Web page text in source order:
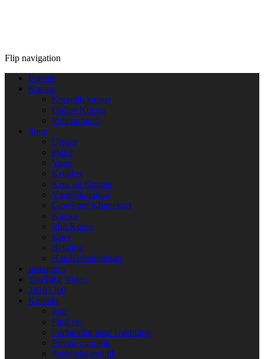
Flip navigation
Forside
Kursus
Keramik kursus
Online Kursus
Polterarbend
Shop
Drager
Øgler
Vaser
Krukker
Krus og Kopper
Vægdekoration
Gavekort/ Klippekort
Kursus
Min Konto
Kurv
Betaling
Handelsbetingelser
Instagram
YouTube Video
28181360
Kontakt
Info
Find vej
Forhandler liste/ Udstilling
Privatlivspolitik
Persondatapolitik